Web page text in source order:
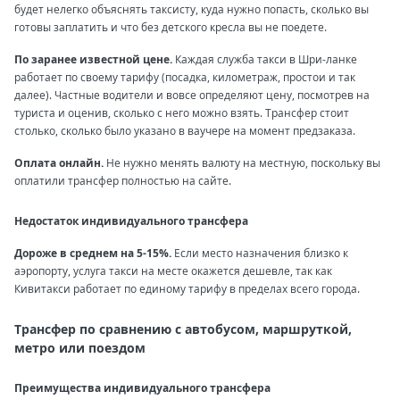
будет нелегко объяснять таксисту, куда нужно попасть, сколько вы
готовы заплатить и что без детского кресла вы не поедете.
По заранее известной цене. Каждая служба такси в Шри-ланке
работает по своему тарифу (посадка, километраж, простои и так
далее). Частные водители и вовсе определяют цену, посмотрев на
туриста и оценив, сколько с него можно взять. Трансфер стоит
столько, сколько было указано в ваучере на момент предзаказа.
Оплата онлайн. Не нужно менять валюту на местную, поскольку вы
оплатили трансфер полностью на сайте.
Недостаток индивидуального трансфера
Дороже в среднем на 5-15%. Если место назначения близко к
аэропорту, услуга такси на месте окажется дешевле, так как
Кивитакси работает по единому тарифу в пределах всего города.
Трансфер по сравнению с автобусом, маршруткой,
метро или поездом
Преимущества индивидуального трансфера